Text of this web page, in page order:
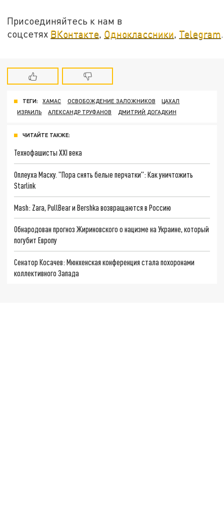
Присоединяйтесь к нам в
соцсетях ВКонтакте, Одноклассники, Telegram.
ТЕГИ: ХАМАС ОСВОБОЖДЕНИЕ ЗАЛОЖНИКОВ
ЦАХАЛ
ИЗРАИЛЬ
АЛЕКСАНДР ТРУФАНОВ ДМИТРИЙ ДОГАДКИН
ЧИТАЙТЕ ТАКЖЕ:
Технофашисты XXI века
Оплеуха Маску. "Пора снять белые перчатки": Как уничтожить
Starlink
Mash: Zara, PullBear и Bershka возвращаются в Россию
Обнародован прогноз Жириновского о нацизме на Украине, который
погубит Европу
Сенатор Косачев: Мюнхенская конференция стала похоронами
коллективного Запада